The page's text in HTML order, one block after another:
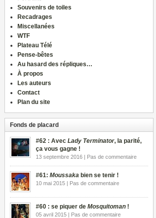
Souvenirs de toiles
Recadrages
Miscellanées
WTF
Plateau Télé
Pense-bêtes
Au hasard des répliques…
À propos
Les auteurs
Contact
Plan du site
Fonds de placard
#62 : Avec Lady Terminator, la parité,
ça vous gagne !
13 septembre 2016 | Pas de commentaire
#61: Moussaka bien se tenir !
10 mai 2015 | Pas de commentaire
#60 : se piquer de Mosquitoman !
05 avril 2015 | Pas de commentaire